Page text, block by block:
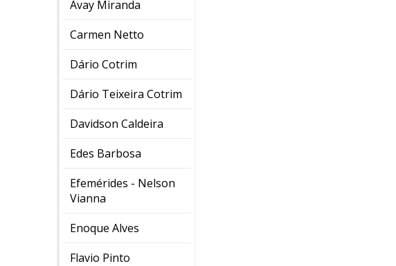
Avay Miranda
Carmen Netto
Dário Cotrim
Dário Teixeira Cotrim
Davidson Caldeira
Edes Barbosa
Efemérides - Nelson
Vianna
Enoque Alves
Flavio Pinto